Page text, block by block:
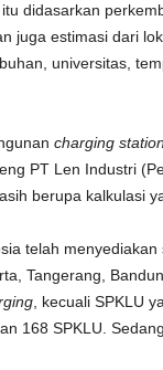
didasarkan
juga estimasi dari
universitas,
charging station
PT Len Industri
berupa kalkulasi
telah
Tangerang,
, kecuali SPKLU
168 SPKLU.